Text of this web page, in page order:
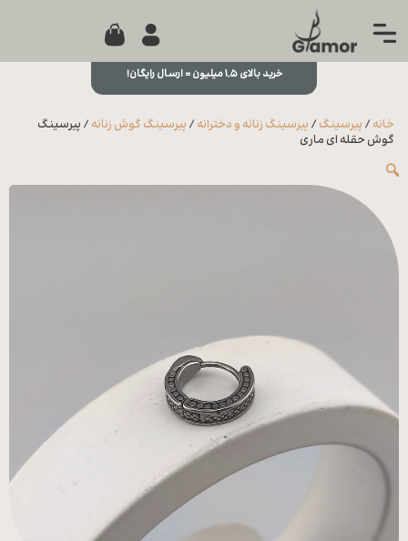
جستجو...
مجله
سوالات
متداول
محصولات
0
خرید بالای ۱,۵ میلیون = ارسال رایگان!
خانه / پیرسینگ / پیرسینگ زنانه و دخترانه / پیرسینگ گوش زنانه / پیرسینگ
گوش حقله ای ماری
🔍